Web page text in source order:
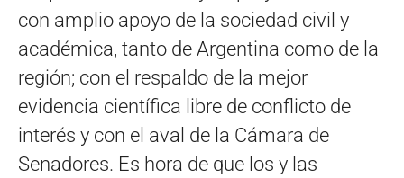
con amplio apoyo de la sociedad civil y
académica, tanto de Argentina como de la
región; con el respaldo de la mejor
evidencia científica libre de conflicto de
interés y con el aval de la Cámara de
Senadores. Es hora de que los y las